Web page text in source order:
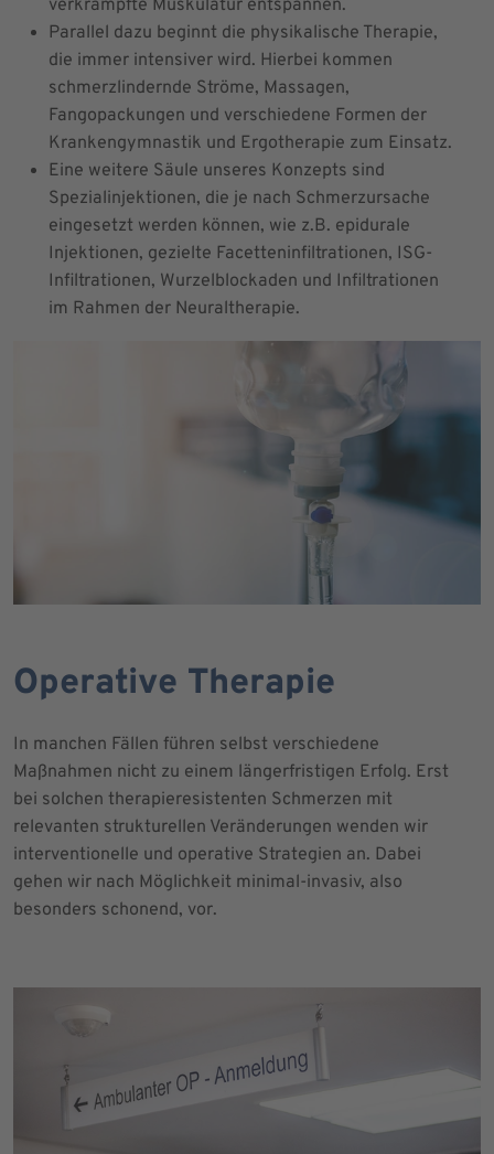
verkrampfte Muskulatur entspannen.
Parallel dazu beginnt die physikalische Therapie,
die immer intensiver wird. Hierbei kommen
schmerzlindernde Ströme, Massagen,
Fangopackungen und verschiedene Formen der
Krankengymnastik und Ergotherapie zum Einsatz.
Eine weitere Säule unseres Konzepts sind
Spezialinjektionen, die je nach Schmerzursache
eingesetzt werden können, wie z.B. epidurale
Injektionen, gezielte Facetteninfiltrationen, ISG-
Infiltrationen, Wurzelblockaden und Infiltrationen
im Rahmen der Neuraltherapie.
Operative Therapie
In manchen Fällen führen selbst verschiedene
Maßnahmen nicht zu einem längerfristigen Erfolg. Erst
bei solchen therapieresistenten Schmerzen mit
relevanten strukturellen Veränderungen wenden wir
interventionelle und operative Strategien an. Dabei
gehen wir nach Möglichkeit minimal-invasiv, also
besonders schonend, vor.